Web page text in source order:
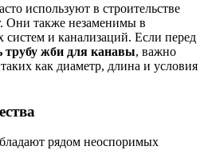
используют в строительстве
Они также незаменимы в
систем и канализаций. Если перед
трубу жби для канавы, важно
как диаметр, длина и условия
рядом неоспоримых